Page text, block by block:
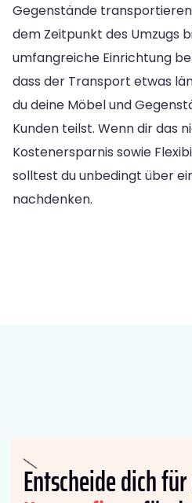
Gegenstände
dem Zeitpunkt des Umzugs
umfangreiche Einrichtung
dass der Transport etwas
du deine Möbel und
Kunden teilst. Wenn dir das
Kostenersparnis sowie
solltest du unbedingt über
nachdenken.
Entscheide dich